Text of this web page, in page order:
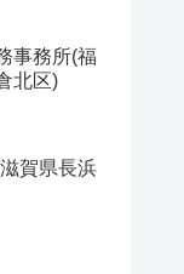
事務所(福
北区)
賀県長浜